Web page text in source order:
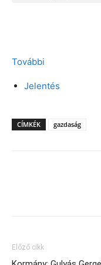
További
Jelentés
CÍMKÉK gazdaság
Előző cikk